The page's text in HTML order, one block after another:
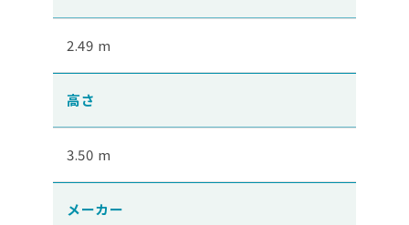
2.49 m
高さ
3.50 m
メーカー